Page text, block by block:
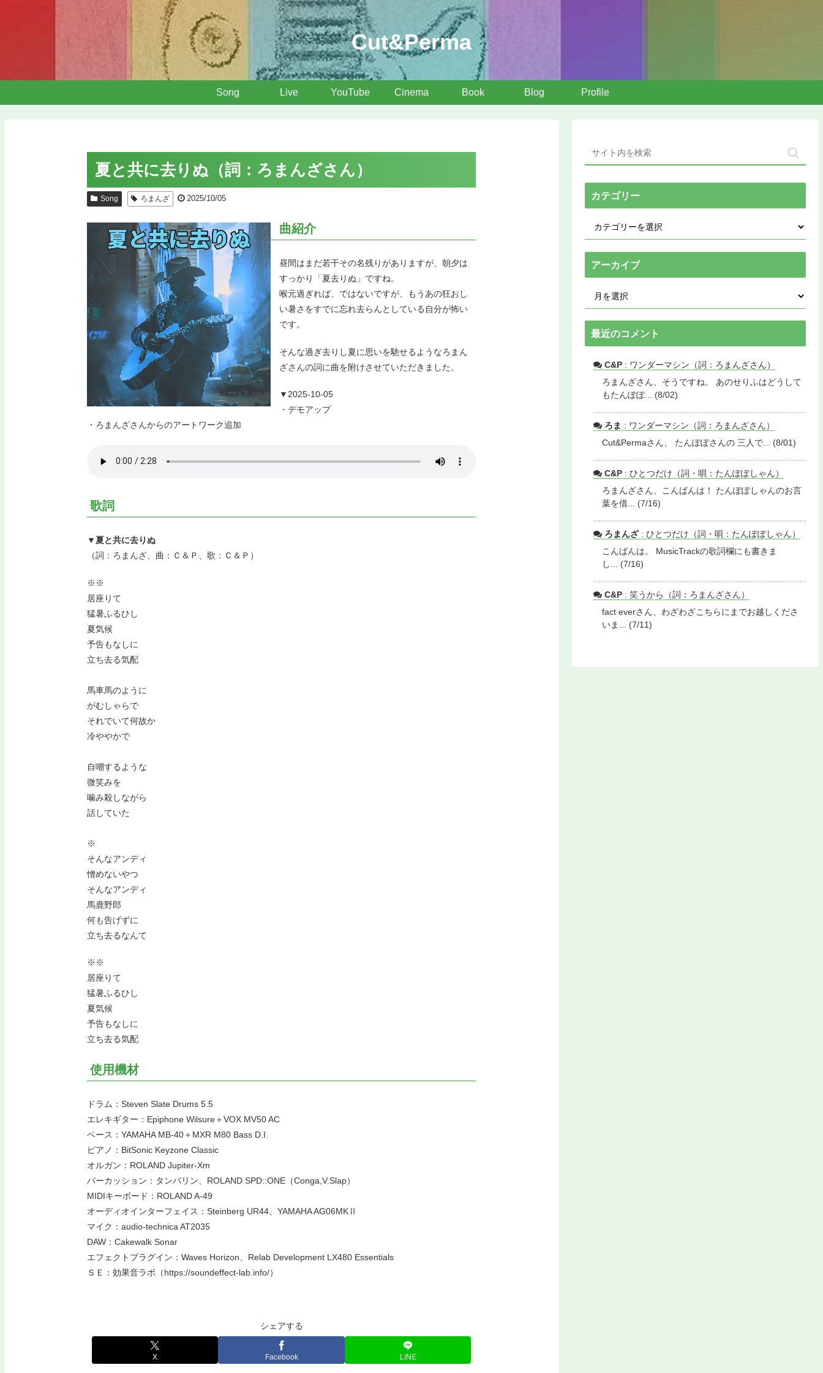
Cut&Perma
Song Live YouTube Cinema Book Blog Profile
夏と共に去りぬ（詞：ろまんざさん）
Song ろまんざ 2025/10/05
曲紹介
昼間はまだ若干その名残りがありますが、朝夕は
すっかり「夏去りぬ」ですね。
喉元過ぎれば、ではないですが、もうあの狂おし
い暑さをすでに忘れ去らんとしている自分が怖い
です。
そんな過ぎ去りし夏に思いを馳せるようなろまん
ざさんの詞に曲を附けさせていただきました。
▼2025-10-05
・デモアップ
・ろまんざさんからのアートワーク追加
歌詞
▼夏と共に去りぬ
（詞：ろまんざ、曲：Ｃ＆Ｐ、歌：Ｃ＆Ｐ）
※※
居座りて
猛暑ふるひし
夏気候
予告もなしに
立ち去る気配
馬車馬のように
がむしゃらで
それでいて何故か
冷ややかで
自嘲するような
微笑みを
噛み殺しながら
話していた
※
そんなアンディ
憎めないやつ
そんなアンディ
馬鹿野郎
何も告げずに
立ち去るなんて
※※
居座りて
猛暑ふるひし
夏気候
予告もなしに
立ち去る気配
使用機材
ドラム：Steven Slate Drums 5.5
エレキギター：Epiphone Wilsure＋VOX MV50 AC
ベース：YAMAHA MB-40＋MXR M80 Bass D.I.
ピアノ：BitSonic Keyzone Classic
オルガン：ROLAND Jupiter-Xm
パーカッション：タンバリン、ROLAND SPD::ONE（Conga,V.Slap）
MIDIキーボード：ROLAND A-49
オーディオインターフェイス：Steinberg UR44、YAMAHA AG06MKⅡ
マイク：audio-technica AT2035
DAW：Cakewalk Sonar
エフェクトプラグイン：Waves Horizon、Relab Development LX480 Essentials
ＳＥ：効果音ラボ（https://soundeffect-lab.info/）
シェアする
X Facebook LINE
カテゴリー
アーカイブ
最近のコメント
C&P : ワンダーマシン（詞：ろまんざさん）
ろまんざさん、そうですね。 あのせりふはどうして
もたんぽぽ... (8/02)
ろま : ワンダーマシン（詞：ろまんざさん）
Cut&Permaさん、 たんぽぽさんの 三人で... (8/01)
C&P : ひとつだけ（詞・唄：たんぽぽしゃん）
ろまんざさん、こんばんは！ たんぽぽしゃんのお言
葉を借... (7/16)
ろまんざ: ひとつだけ（詞・唄：たんぽぽしゃん）
こんばんは。 MusicTrackの歌詞欄にも書きま
し... (7/16)
C&P : 笑うから（詞：ろまんざさん）
fact everさん、わざわざこちらにまでお越しくださ
いま... (7/11)